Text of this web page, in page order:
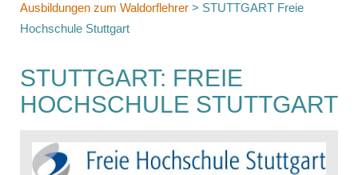
Ausbildungen zum Waldorflehrer > STUTTGART Freie
Hochschule Stuttgart
STUTTGART: FREIE
HOCHSCHULE STUTTGART